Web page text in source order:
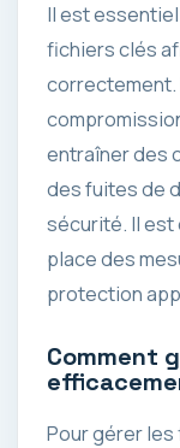
Il est
fichiers clés
correctement.
entraîner des
des fuites de
sécurité. Il est
place des
protection
Comment
Pour gérer